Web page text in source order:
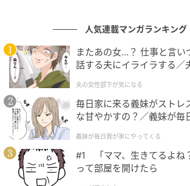
■完成！！
人気連載マンガランキング
またあの女…？ 仕事と言い
話する夫にイライラする／
夫の女性部下が気になる
毎日家に来る義妹がストレ
な甘やかすの？／義妹が毎
が】
義妹が毎日我が家にやってくる
#1 「ママ、生きてるよね
って部屋を開けたら